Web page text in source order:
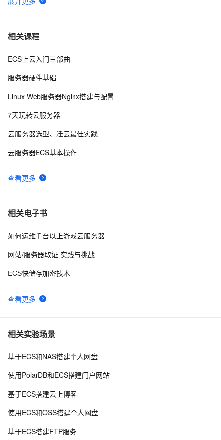
6
CentOS-7.2部署DNS域名解析服务器并进行相关配置测
7 报道称黑客利用微软IIS安全漏洞 入侵大学服务器
8 阿里云2核4G配置服务器可选实例及收费价格参考
10ECS进阶训练营-DAY 5 打卡 搭建个人Leanote云笔记本
相关课程
查看更多
ECS上云入门三部曲
服务器硬件基础
Linux Web服务器Nginx搭建与配置
7天玩转云服务器
云服务器选型、迁云最佳实践
云服务器ECS基本操作
相关电子书
查看更多
如何运维千台以上游戏云服务器
网站/服务器取证 实践与挑战
ECS快储存加密技术
相关实验场景
基于ECS和NAS搭建个人网盘
使用PolarDB和ECS搭建门户网站
基于ECS搭建云上博客
使用ECS和OSS搭建个人网盘
基于ECS搭建FTP服务